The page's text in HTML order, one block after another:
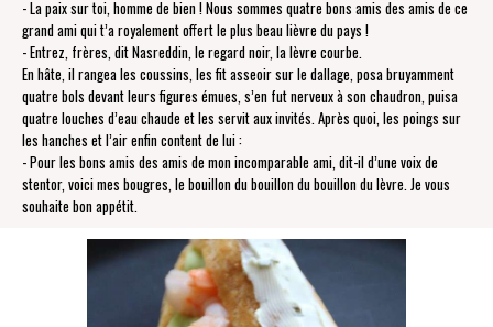
- La paix sur toi, homme de bien ! Nous sommes quatre bons amis des amis de ce
grand ami qui t’a royalement offert le plus beau lièvre du pays !
- Entrez, frères, dit Nasreddin, le regard noir, la lèvre courbe.
En hâte, il rangea les coussins, les fit asseoir sur le dallage, posa bruyamment
quatre bols devant leurs figures émues, s’en fut nerveux à son chaudron, puisa
quatre louches d’eau chaude et les servit aux invités. Après quoi, les poings sur
les hanches et l’air enfin content de lui :
- Pour les bons amis des amis de mon incomparable ami, dit-il d’une voix de
stentor, voici mes bougres, le bouillon du bouillon du bouillon du lèvre. Je vous
souhaite bon appétit.